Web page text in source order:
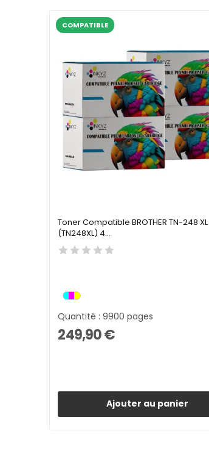
COMPATIBLE
Toner Compatible BROTHER TN-248 XL
(TN248XL) 4...
Quantité : 9900 pages
249,90 €
Ajouter au panier